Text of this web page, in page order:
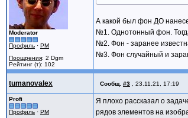
Moderator
Профиль · PM
Поощрения: 2 Dgm
Рейтинг (т): 102
А какой был фон ДО
№1. Однотонный фон.
№2. Фон - заранее
№3. Фон случайный и
tumanovalex Сообщ. #3 23.11.21, 17:19
Profi
Профиль · PM
Я плохо рассказал о
рядов элементов на